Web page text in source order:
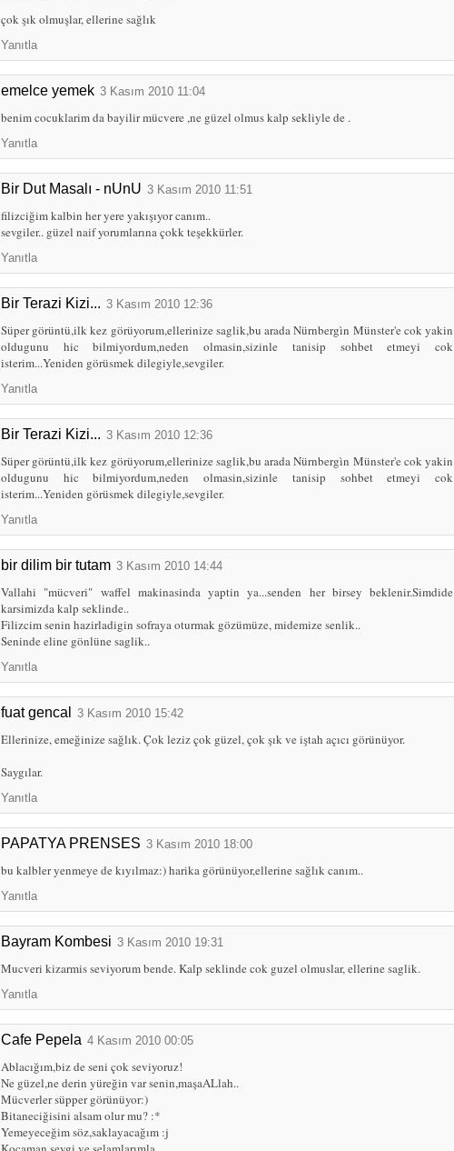
çok şık olmuşlar, ellerine sağlık
Yanıtla
emelce yemek 3 Kasım 2010 11:04
benim cocuklarim da bayilir mücvere ,ne güzel olmus kalp sekliyle de .
Yanıtla
Bir Dut Masalı - nUnU 3 Kasım 2010 11:51
filizciğim kalbin her yere yakışıyor canım..
sevgiler.. güzel naif yorumlarına çokk teşekkürler.
Yanıtla
Bir Terazi Kizi... 3 Kasım 2010 12:36
Süper görüntü,ilk kez görüyorum,ellerinize saglik,bu arada Nürnbergìn Münster'e cok yakin
oldugunu hic bilmiyordum,neden olmasin,sizinle tanisip sohbet etmeyi cok
isterim...Yeniden görüsmek dilegiyle,sevgiler.
Yanıtla
Bir Terazi Kizi... 3 Kasım 2010 12:36
Süper görüntü,ilk kez görüyorum,ellerinize saglik,bu arada Nürnbergìn Münster'e cok yakin
oldugunu hic bilmiyordum,neden olmasin,sizinle tanisip sohbet etmeyi cok
isterim...Yeniden görüsmek dilegiyle,sevgiler.
Yanıtla
bir dilim bir tutam 3 Kasım 2010 14:44
Vallahi "mücveri" waffel makinasinda yaptin ya...senden her birsey beklenir.Simdide
karsimizda kalp seklinde..
Filizcim senin hazirladigin sofraya oturmak gözümüze, midemize senlik..
Seninde eline gönlüne saglik..
Yanıtla
fuat gencal 3 Kasım 2010 15:42
Ellerinize, emeğinize sağlık. Çok leziz çok güzel, çok şık ve iştah açıcı görünüyor.
Saygılar.
Yanıtla
PAPATYA PRENSES 3 Kasım 2010 18:00
bu kalbler yenmeye de kıyılmaz:) harika görünüyor,ellerine sağlık canım..
Yanıtla
Bayram Kombesi 3 Kasım 2010 19:31
Mucveri kizarmis seviyorum bende. Kalp seklinde cok guzel olmuslar, ellerine saglik.
Yanıtla
Cafe Pepela 4 Kasım 2010 00:05
Ablacığım,biz de seni çok seviyoruz!
Ne güzel,ne derin yüreğin var senin,maşaALlah..
Mücverler süpper görünüyor:)
Bitaneciğisini alsam olur mu? :*
Yemeyeceğim söz,saklayacağım :j